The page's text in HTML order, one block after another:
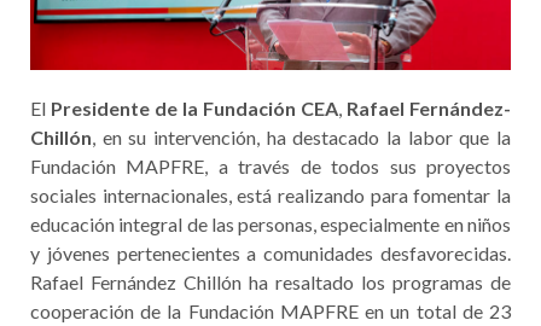
El Presidente de la Fundación CEA, Rafael Fernández-
Chillón, en su intervención, ha destacado la labor que la
Fundación MAPFRE, a través de todos sus proyectos
sociales internacionales, está realizando para fomentar la
educación integral de las personas, especialmente en niños
y jóvenes pertenecientes a comunidades desfavorecidas.
Rafael Fernández Chillón ha resaltado los programas de
cooperación de la Fundación MAPFRE en un total de 23